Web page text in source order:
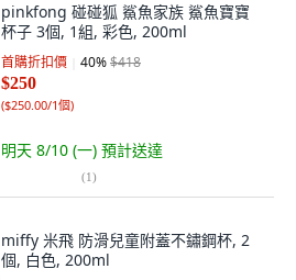
pinkfong 碰碰狐 鯊魚家族 鯊魚寶寶
杯子 3個, 1組, 彩色, 200ml
首購折扣價 40%$418
$250
($250.00/1個)
明天 8/10 (一) 預計送達
(1)
miffy 米飛 防滑兒童附蓋不鏽鋼杯, 2
個, 白色, 200ml